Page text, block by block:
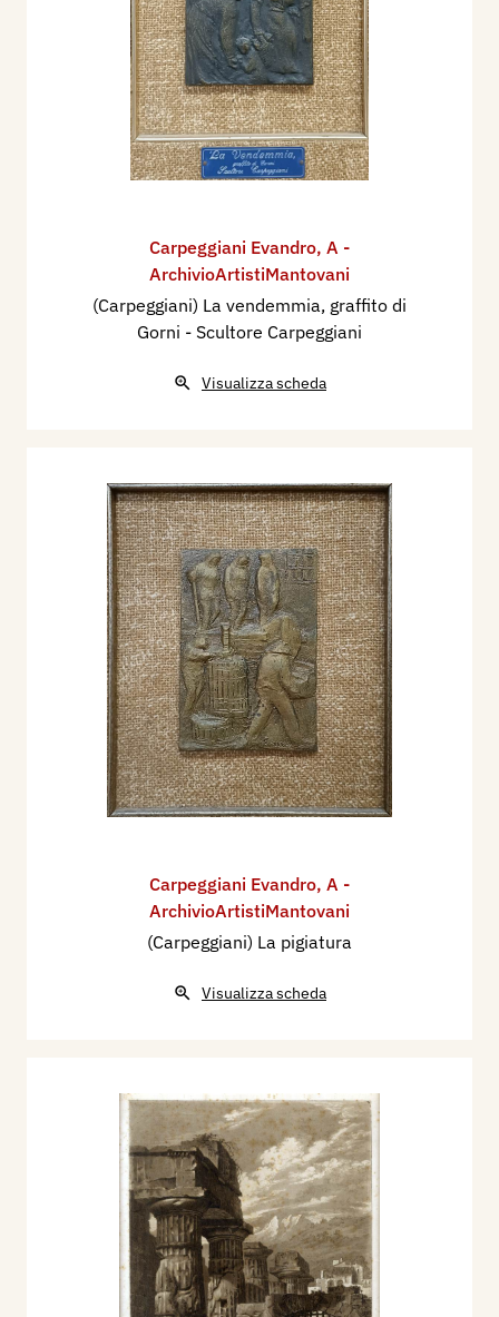
Carpeggiani Evandro, A -
ArchivioArtistiMantovani
(Carpeggiani) La vendemmia, graffito di
Gorni - Scultore Carpeggiani
Visualizza scheda
Carpeggiani Evandro, A -
ArchivioArtistiMantovani
(Carpeggiani) La pigiatura
Visualizza scheda